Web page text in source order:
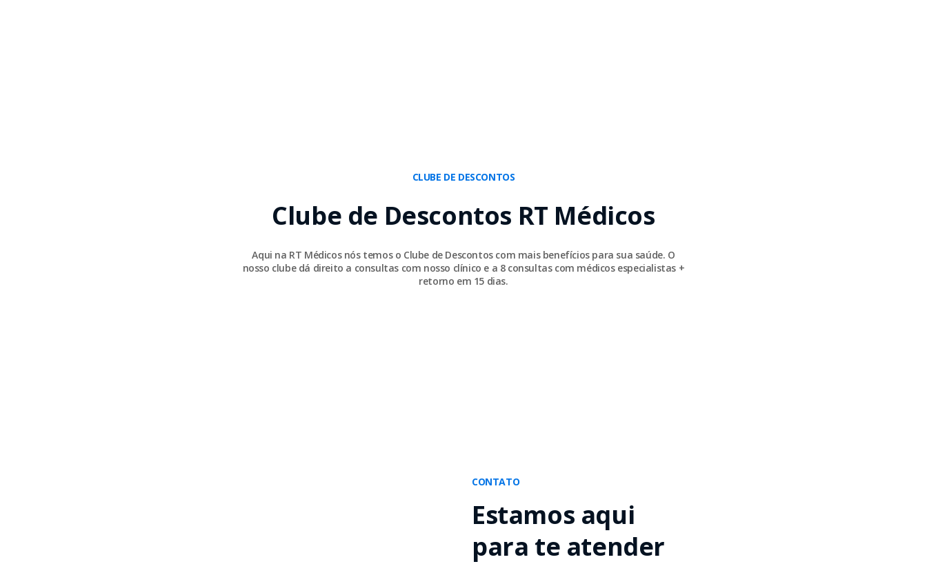
CLUBE DE DESCONTOS
Clube de Descontos RT Médicos
Aqui na RT Médicos nós temos o Clube de Descontos com mais benefícios para sua saúde. O
nosso clube dá direito a consultas com nosso clínico e a 8 consultas com médicos especialistas +
retorno em 15 dias.
CONTATO
Estamos aqui
para te atender